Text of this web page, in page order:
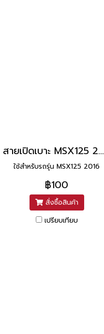
สายเปิดเบาะ MSX125 2016 ยาว 16.5 นิ้ว ยี่ห้อ UNF
ใช้สำหรับรถรุ่น MSX125 2016
฿100
สั่งซื้อสินค้า
เปรียบเทียบ